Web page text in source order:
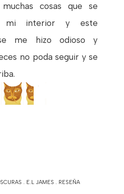
cosas que se
mi interior y este
me hizo odioso y
no poda seguir y se
. E.L JAMES . RESEÑA